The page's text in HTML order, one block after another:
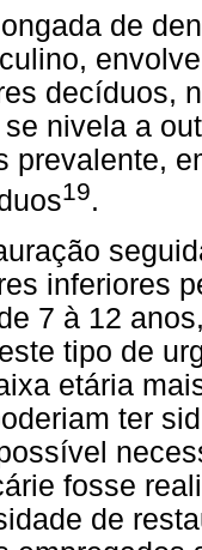
de
decíduos,
nivela a
prevalente,
19.
inferiores
7 à 12
tipo de
etária
ter
fosse
de